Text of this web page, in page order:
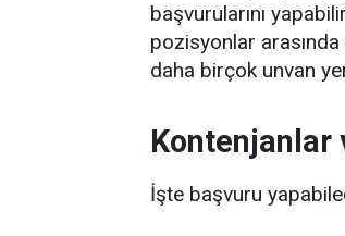
başvurularını
pozisyonlar
daha birçok unvan
Kontenjanlar
İşte başvuru